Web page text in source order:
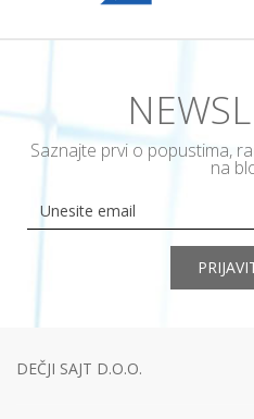
Saznajte prvi o popustima,
na
DEČJI SAJT D.O.O.